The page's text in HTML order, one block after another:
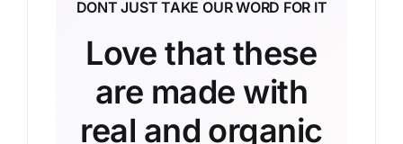
DONT JUST TAKE OUR WORD FOR IT
Love that these
are made with
real and organic